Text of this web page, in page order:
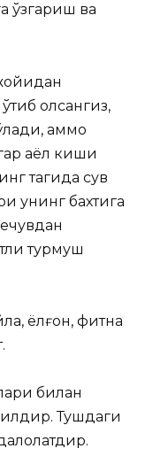
ўзгариш ва
олсангиз,
аммо
аёл киши
тагида сув
унинг бахтига
турмуш
ёлғон, фитна
билан
Тушдаги